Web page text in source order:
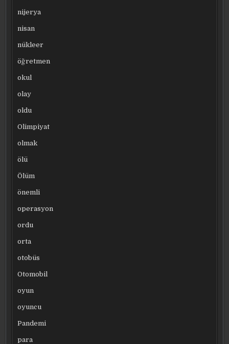
nijerya
nisan
nükleer
öğretmen
okul
olay
oldu
Olimpiyat
olmak
ölü
Ölüm
önemli
operasyon
ordu
orta
otobüs
Otomobil
oyun
oyuncu
Pandemi
para